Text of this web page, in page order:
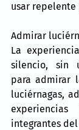
usar repelente
Admirar
La
silencio, sin
para admirar
luciérnagas,
integrantes